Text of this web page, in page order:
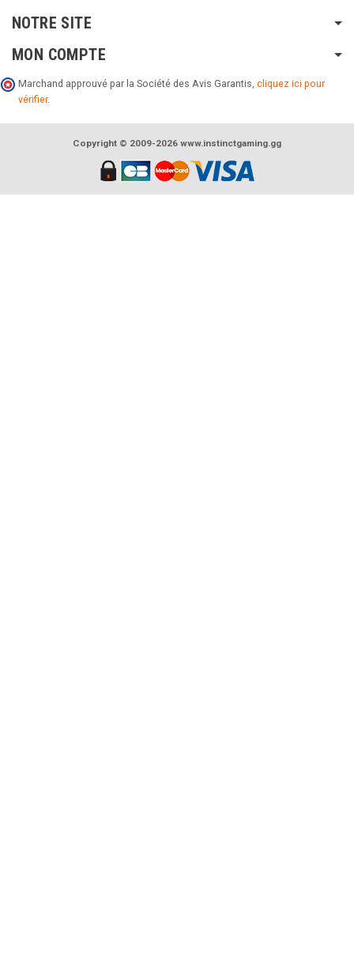
NOTRE SITE
MON COMPTE
Marchand approuvé par la Société des Avis Garantis, cliquez ici pour
vérifier.
Copyright © 2009-2026 www.instinctgaming.gg